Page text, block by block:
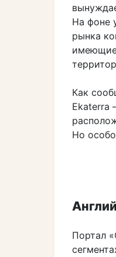
На фоне
рынка
имеющие
Как
Ekaterra
Но
Портал